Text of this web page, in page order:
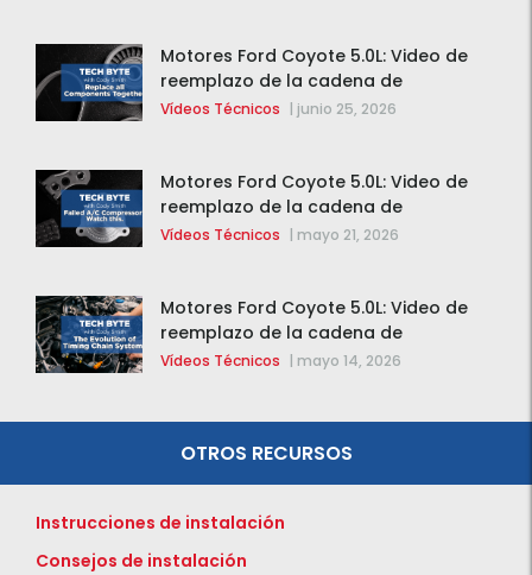
Motores Ford Coyote 5.0L: Video de
reemplazo de la cadena de
distribución de la F-150 2015 – 2020
Vídeos Técnicos | junio 25, 2026
Motores Ford Coyote 5.0L: Video de
reemplazo de la cadena de
distribución de la F-150 2015 – 2020
Vídeos Técnicos | mayo 21, 2026
Motores Ford Coyote 5.0L: Video de
reemplazo de la cadena de
distribución de la F-150 2015 – 2020
Vídeos Técnicos | mayo 14, 2026
OTROS RECURSOS
Instrucciones de instalación
Consejos de instalación